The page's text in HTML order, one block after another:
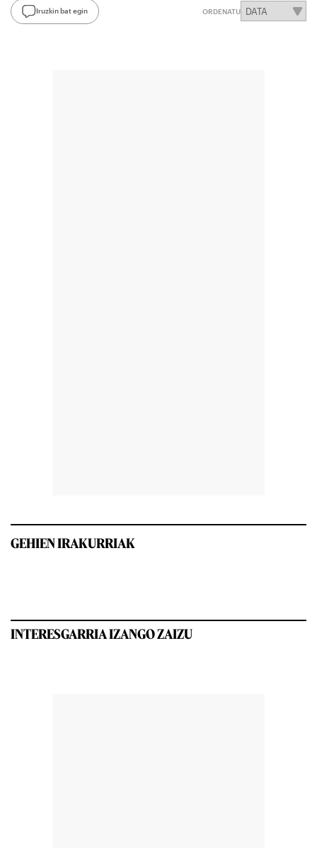
Iruzkin bat egin ORDENATU
GEHIEN IRAKURRIAK
INTERESGARRIA IZANGO ZAIZU